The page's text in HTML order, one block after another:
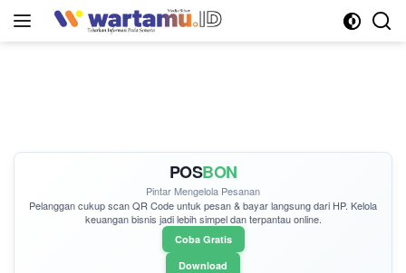
POSBON
Pintar Mengelola Pesanan
Pelanggan cukupscan QR Codeuntuk pesan & bayar langsung dari HP. Kelola
keuangan bisnis jadi lebih simpel dan terpantau online.
Coba Gratis
Download